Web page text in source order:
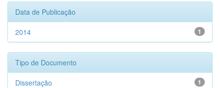
Data de Publicação
1
2014
Tipo de Documento
1
Dissertação